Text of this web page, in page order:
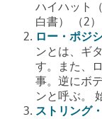
ハイハット
白書） （2
ロー・ポジ
ンとは、ギ
す。また、
事。逆にボ
ンと呼ぶ。
ストリング